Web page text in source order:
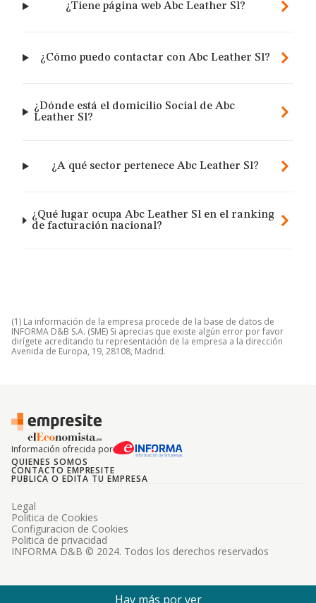
¿Tiene página web Abc Leather Sl?
¿Cómo puedo contactar con Abc Leather Sl?
¿Dónde está el domicilio Social de Abc
Leather Sl?
¿A qué sector pertenece Abc Leather Sl?
¿Qué lugar ocupa Abc Leather Sl en el ranking
de facturación nacional?
(1) La información de la empresa procede de la base de datos de
INFORMA D&B S.A. (SME) Si aprecias que existe algún error por favor
dirígete acreditando tu representación de la empresa a la dirección
Avenida de Europa, 19, 28108, Madrid.
Información ofrecida por
QUIENES SOMOS
CONTACTO EMPRESITE
PUBLICA O EDITA TU EMPRESA
INFORMA D&B © 2024. Todos los derechos reservados
Legal
Politica de Cookies
Configuracion de Cookies
Politica de privacidad
Hay más por ver